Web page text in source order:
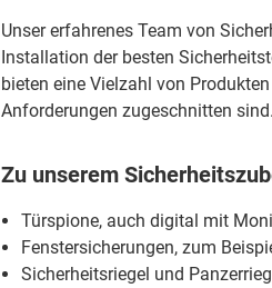
Unser erfahrenes Team von
Installation der besten
bieten eine Vielzahl von
Anforderungen zugeschnitten sind.
Zu unserem
Türspione, auch digital mit
Fenstersicherungen, zum
Sicherheitsriegel und